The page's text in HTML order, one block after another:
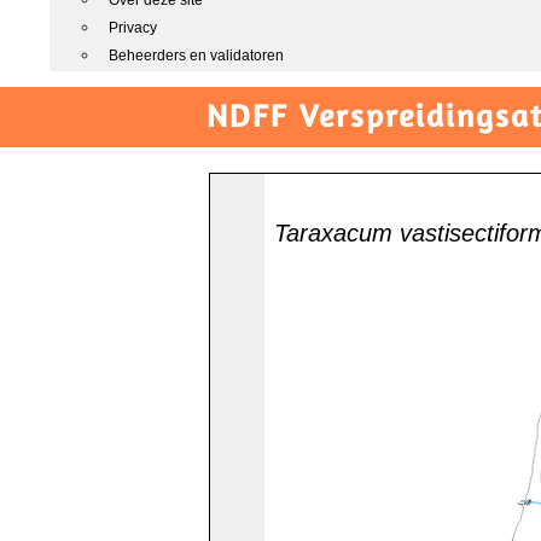
Privacy
Beheerders en validatoren
NDFF